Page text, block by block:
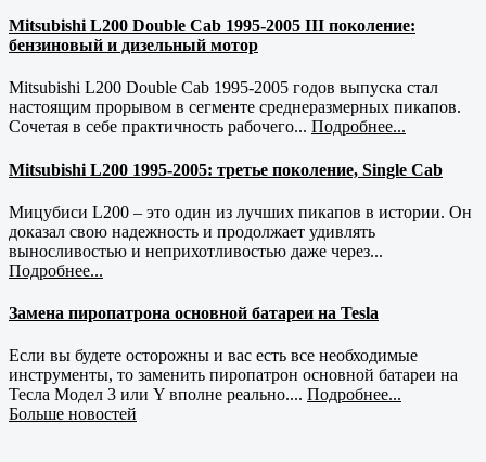
Mitsubishi L200 Double Cab 1995-2005 III поколение:
бензиновый и дизельный мотор
Mitsubishi L200 Double Cab 1995-2005 годов выпуска стал
настоящим прорывом в сегменте среднеразмерных пикапов.
Сочетая в себе практичность рабочего... Подробнее...
Mitsubishi L200 1995-2005: третье поколение, Single Cab
Мицубиси L200 – это один из лучших пикапов в истории. Он
доказал свою надежность и продолжает удивлять
выносливостью и неприхотливостью даже через...
Подробнее...
Замена пиропатрона основной батареи на Tesla
Если вы будете осторожны и вас есть все необходимые
инструменты, то заменить пиропатрон основной батареи на
Тесла Модел 3 или Y вполне реально.... Подробнее...
Больше новостей